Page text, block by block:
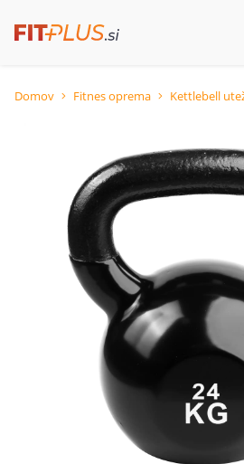
Domov Fitnes oprema Kettlebell